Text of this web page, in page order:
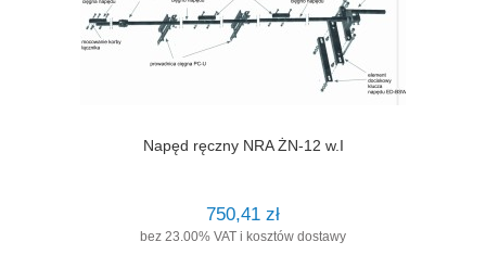
Napęd ręczny NRA ŻN-12 w.I
750,41 zł
bez 23.00% VAT i kosztów dostawy